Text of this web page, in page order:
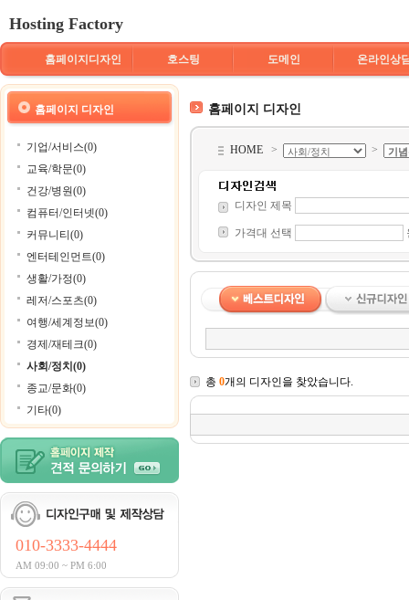
Hosting Factory
홈페이지디자인 호스팅 도메인 온라인상
홈페이지 디자인
기업/서비스(0)
교육/학문(0)
건강/병원(0)
컴퓨터/인터넷(0)
커뮤니티(0)
엔터테인먼트(0)
생활/가정(0)
레저/스포츠(0)
여행/세계정보(0)
경제/재테크(0)
사회/정치(0)
종교/문화(0)
기타(0)
010-3333-4444
AM 09:00 ~ PM 6:00
홈페이지 디자인
HOME > >
디자인 제목
가격대 선택
총 0개의 디자인을 찾았습니다.